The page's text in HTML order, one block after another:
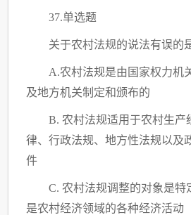
37.单选题
关于农村法规的说法有误的
A.农村法规是由国家权力机
及地方机关制定和颁布的
B. 农村法规适用于农村生产
律、行政法规、地方性法规以及
件
C. 农村法规调整的对象是特
是农村经济领域的各种经济活动